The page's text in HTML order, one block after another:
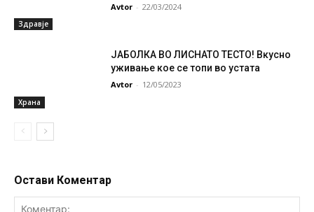
Здравје
Avtor - 22/03/2024
Храна
ЈАБОЛКА ВО ЛИСНАТО ТЕСТО! Вкусно
уживање кое се топи во устата
Avtor - 12/05/2023
Остави Коментар